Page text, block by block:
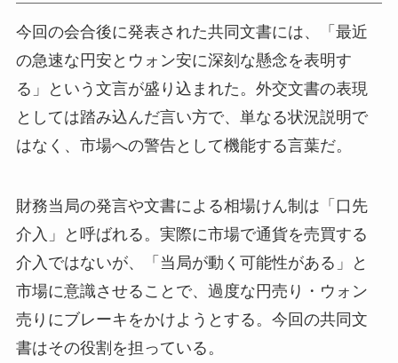
今回の会合後に発表された共同文書には、「最近
の急速な円安とウォン安に深刻な懸念を表明す
る」という文言が盛り込まれた。外交文書の表現
としては踏み込んだ言い方で、単なる状況説明で
はなく、市場への警告として機能する言葉だ。
財務当局の発言や文書による相場けん制は「口先
介入」と呼ばれる。実際に市場で通貨を売買する
介入ではないが、「当局が動く可能性がある」と
市場に意識させることで、過度な円売り・ウォン
売りにブレーキをかけようとする。今回の共同文
書はその役割を担っている。